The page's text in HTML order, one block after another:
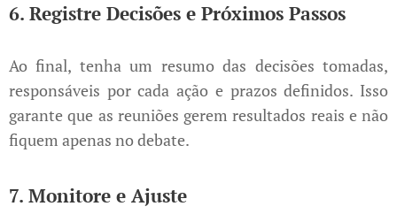
6. Registre Decisões e Próximos Passos
Ao final, tenha um resumo das decisões tomadas,
responsáveis por cada ação e prazos definidos. Isso
garante que as reuniões gerem resultados reais e não
fiquem apenas no debate.
7. Monitore e Ajuste